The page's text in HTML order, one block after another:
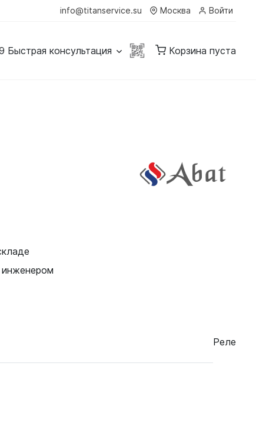
info@titanservice.su Москва Войти
Быстрая консультация Корзина пуста
инженером
Реле